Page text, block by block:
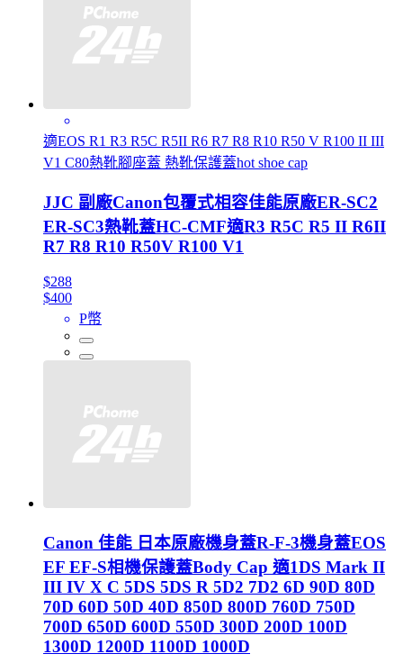
適EOS R1 R3 R5C R5II R6 R7 R8 R10 R50 V R100 II III
V1 C80熱靴腳座蓋 熱靴保護蓋hot shoe cap
JJC 副廠Canon包覆式相容佳能原廠ER-SC2
ER-SC3熱靴蓋HC-CMF適R3 R5C R5 II R6II
R7 R8 R10 R50V R100 V1
$288
$400
P幣
Canon 佳能 日本原廠機身蓋R-F-3機身蓋EOS
EF EF-S相機保護蓋Body Cap 適1DS Mark II
III IV X C 5DS 5DS R 5D2 7D2 6D 90D 80D
70D 60D 50D 40D 850D 800D 760D 750D
700D 650D 600D 550D 300D 200D 100D
1300D 1200D 1100D 1000D